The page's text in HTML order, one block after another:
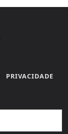
PRIVACIDADE